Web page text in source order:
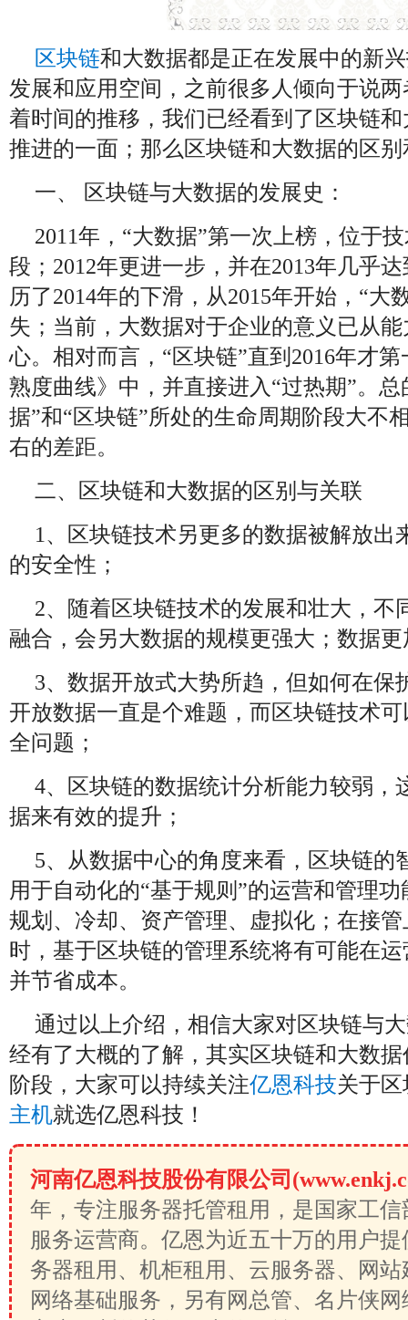
区块链和大数据都是正在发展中的新
发展和应用空间，之前很多人倾向于说
着时间的推移，我们已经看到了区块链
推进的一面；那么区块链和大数据的区
一、 区块链与大数据的发展史：
2011年，“大数据”第一次上榜，位于
段；2012年更进一步，并在2013年几乎
历了2014年的下滑，从2015年开始，“大
失；当前，大数据对于企业的意义已从
心。相对而言，“区块链”直到2016年才
熟度曲线》中，并直接进入“过热期”。总
据”和“区块链”所处的生命周期阶段大不
右的差距。
二、区块链和大数据的区别与关联
1、区块链技术另更多的数据被解放出
的安全性；
2、随着区块链技术的发展和壮大，不
融合，会另大数据的规模更强大；数据
3、数据开放式大势所趋，但如何在保
开放数据一直是个难题，而区块链技术
全问题；
4、区块链的数据统计分析能力较弱，
据来有效的提升；
5、从数据中心的角度来看，区块链的
用于自动化的“基于规则”的运营和管理
规划、冷却、资产管理、虚拟化；在接
时，基于区块链的管理系统将有可能在
并节省成本。
通过以上介绍，相信大家对区块链与
经有了大概的了解，其实区块链和大数
阶段，大家可以持续关注亿恩科技关于
主机就选亿恩科技！
河南亿恩科技股份有限公司
年，专注服务器托管租用，是国家工
服务运营商。亿恩为近五十万的用户
务器租用、机柜租用、云服务器、网
网络基础服务，另有网总管、名片侠